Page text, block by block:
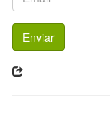
Enviar